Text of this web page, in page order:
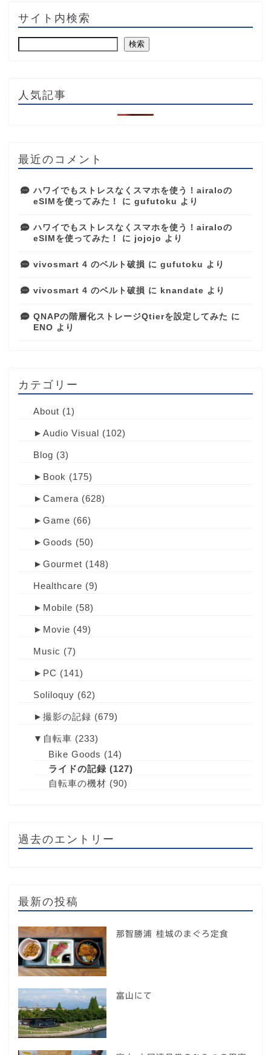
サイト内検索
検索
人気記事
最近のコメント
ハワイでもストレスなくスマホを使う！airaloの
eSIMを使ってみた！
に gufutoku より
ハワイでもストレスなくスマホを使う！airaloの
eSIMを使ってみた！
に jojojo より
vivosmart 4 のベルト破損 に gufutoku より
vivosmart 4 のベルト破損 に knandate より
QNAPの階層化ストレージQtierを設定してみた に
ENO より
カテゴリー
About (1)
► Audio Visual (102)
Blog (3)
► Book (175)
► Camera (628)
► Game (66)
► Goods (50)
► Gourmet (148)
Healthcare (9)
► Mobile (58)
► Movie (49)
Music (7)
► PC (141)
Soliloquy (62)
► 撮影の記録 (679)
▼ 自転車 (233)
Bike Goods (14)
ライドの記録 (127)
自転車の機材 (90)
過去のエントリー
最新の投稿
那智勝浦 桂城のまぐろ定食
富山にて